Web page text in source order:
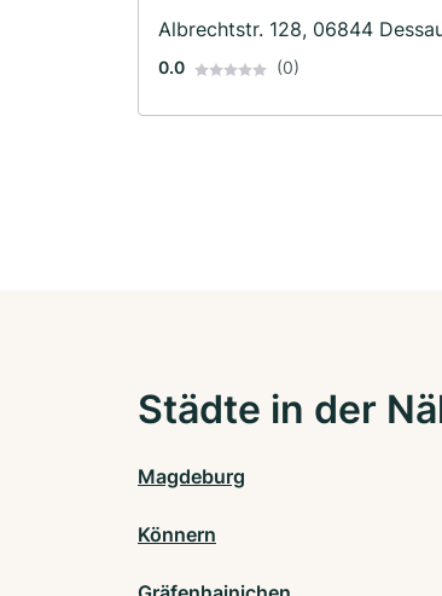
Albrechtstr. 128, 06844
0.0 (0)
Städte in der
Magdeburg
Könnern